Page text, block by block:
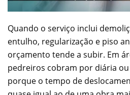
Quando o serviço inclui
entulho, regularização e piso
orçamento tende a subir. Em
pedreiros cobram por diária
porque o tempo de